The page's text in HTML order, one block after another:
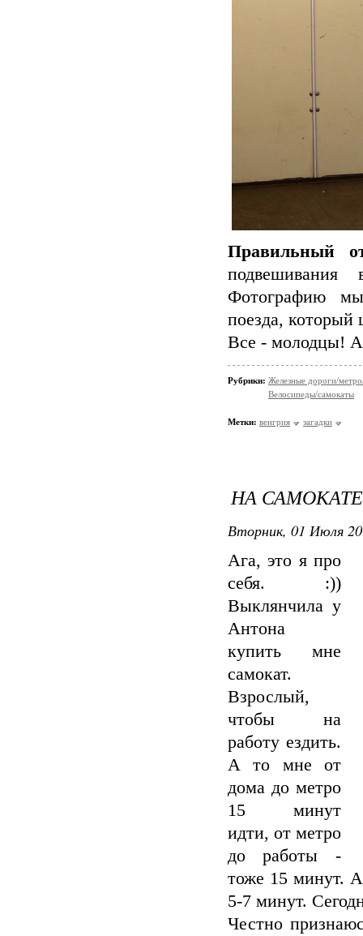
Правильный
подвешивания
Фотографию мы
поезда, который
Все - молодцы!
Рубрики: Железные дороги/
Велосипеды/самокаты
Метки: венгрия загадки
НА
Вторник, 01 Июля
Ага, это я про
себя. :))
Выклянчила у
Антона
купить мне
самокат.
Взрослый,
чтобы на
работу ездить.
А то мне от
дома до метро
15 минут
идти, от метро
до работы -
тоже 15 минут.
5-7 минут.
Честно